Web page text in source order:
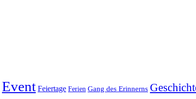
Event Feiertage Ferien Gang des Erinnerns